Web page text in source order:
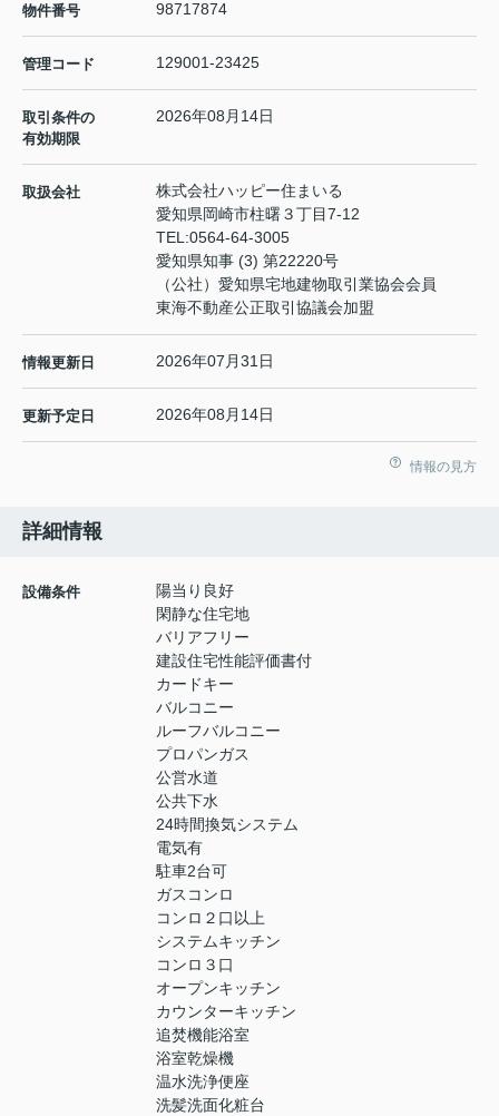
物件番号 98717874
管理コード 129001-23425
取引条件の
有効期限
2026年08月14日
取扱会社
株式会社ハッピー住まいる
愛知県岡崎市柱曙３丁目7-12
TEL:0564-64-3005
愛知県知事 (3) 第22220号
（公社）愛知県宅地建物取引業協会会員
東海不動産公正取引協議会加盟
情報更新日 2026年07月31日
更新予定日 2026年08月14日
情報の見方
詳細情報
設備条件
陽当り良好
閑静な住宅地
バリアフリー
建設住宅性能評価書付
カードキー
バルコニー
ルーフバルコニー
プロパンガス
公営水道
公共下水
24時間換気システム
電気有
駐車2台可
ガスコンロ
コンロ２口以上
システムキッチン
コンロ３口
オープンキッチン
カウンターキッチン
追焚機能浴室
浴室乾燥機
温水洗浄便座
洗髪洗面化粧台